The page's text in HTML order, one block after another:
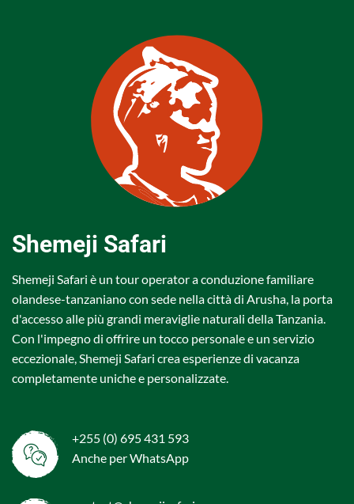
Shemeji Safari
Shemeji Safari è un tour operator a conduzione familiare
olandese-tanzaniano con sede nella città di Arusha, la porta
d'accesso alle più grandi meraviglie naturali della Tanzania.
Con l'impegno di offrire un tocco personale e un servizio
eccezionale, Shemeji Safari crea esperienze di vacanza
completamente uniche e personalizzate.
+255 (0) 695 431 593
Anche per WhatsApp